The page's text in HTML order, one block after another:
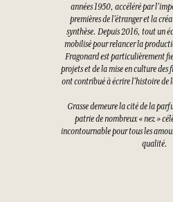
années 1950, accéléré par
premières de l’étranger et la
synthèse. Depuis 2016, tout un
mobilisé pour relancer la
Fragonard est particulièrement
projets et de la mise en culture des
ont contribué à écrire l’histoire de
Grasse demeure la cité de la
patrie de nombreux « nez »
incontournable pour tous les
qualité.